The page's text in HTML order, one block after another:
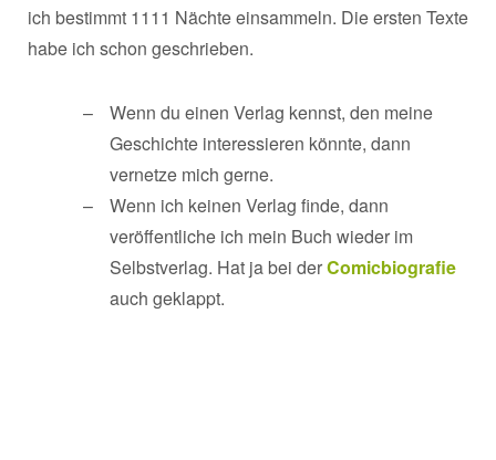
ich bestimmt 1111 Nächte einsammeln. Die ersten Texte
habe ich schon geschrieben.
Wenn du einen Verlag kennst, den meine
Geschichte interessieren könnte, dann
vernetze mich gerne.
Wenn ich keinen Verlag finde, dann
veröffentliche ich mein Buch wieder im
Selbstverlag. Hat ja bei derComicbiografie
auch geklappt.